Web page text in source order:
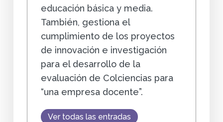
educación básica y media.
También, gestiona el
cumplimiento de los proyectos
de innovación e investigación
para el desarrollo de la
evaluación de Colciencias para
“una empresa docente”.
Ver todas las entradas